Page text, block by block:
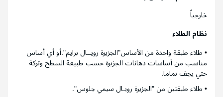
خارجياً
نظام الطلاء
• طلاء طبقة واحدة من الأساس"الجزيرة رويــال برايم".أو أي أساس
مناسب من أساسات دهانات الجزيرة حسب طبيعة السطح وتركة
حتي يجف تماما.
• طلاء طبقتين من "الجزيرة رويـال سيمي جلوس".